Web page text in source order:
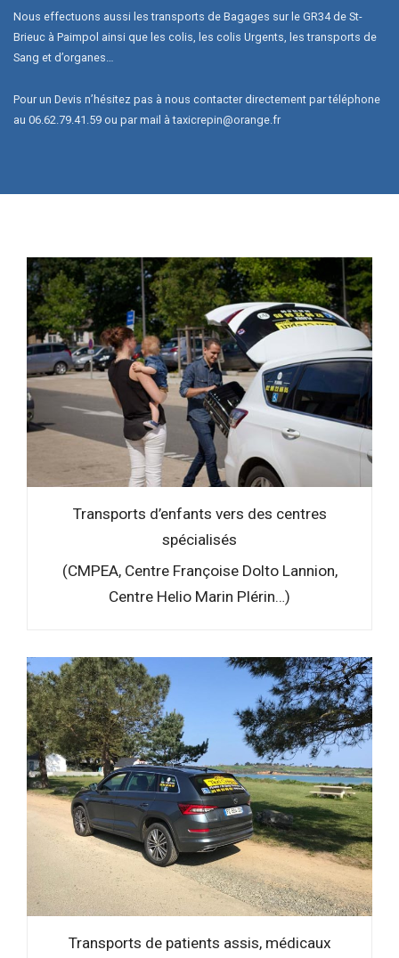
Nous effectuons aussi les transports de Bagages sur le GR34 de St-
Brieuc à Paimpol ainsi que les colis, les colis Urgents, les transports de
Sang et d’organes…
Pour un Devis n’hésitez pas à nous contacter directement par téléphone
au 06.62.79.41.59 ou par mail à taxicrepin@orange.fr
Transports d’enfants vers des centres
spécialisés
(CMPEA, Centre Françoise Dolto Lannion,
Centre Helio Marin Plérin…)
Transports de patients assis, médicaux